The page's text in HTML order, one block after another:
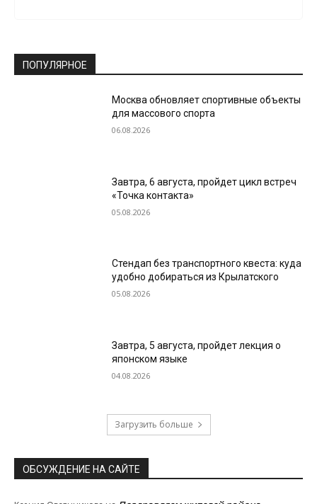
ПОПУЛЯРНОЕ
Москва обновляет спортивные объекты
для массового спорта
06.08.2026
Завтра, 6 августа, пройдет цикл встреч
«Точка контакта»
05.08.2026
Стендап без транспортного квеста: куда
удобно добираться из Крылатского
05.08.2026
Завтра, 5 августа, пройдет лекция о
японском языке
04.08.2026
Загрузить больше
ОБСУЖДЕНИЕ НА САЙТЕ